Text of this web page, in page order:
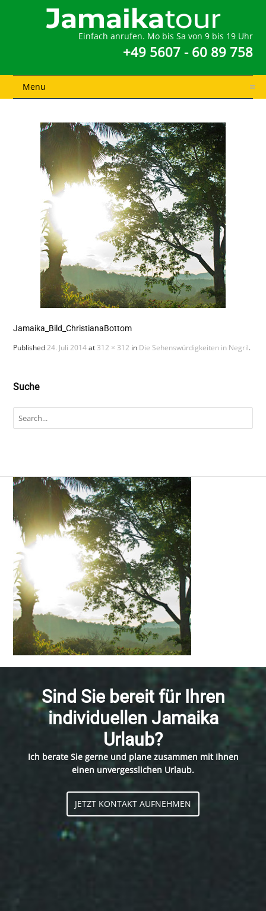
Einfach anrufen. Mo bis Sa von 9 bis 19 Uhr
+49 5607 - 60 89 758
Menu
Jamaika_Bild_ChristianaBottom
Published24. Juli 2014at 312 × 312 in Die Sehenswürdigkeiten in Negril.
Suche
Sind Sie bereit für Ihren
individuellen Jamaika
Urlaub?
Ich berate Sie gerne und plane zusammen mit Ihnen
einen unvergesslichen Urlaub.
JETZT KONTAKT AUFNEHMEN